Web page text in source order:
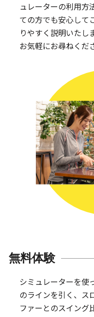
ュレーターの利用方
ての方でも安心して
りやすく説明いたし
お気軽にお尋ねくだ
無料体験
シミュレーターを使
のラインを引く、ス
ファーとのスイング